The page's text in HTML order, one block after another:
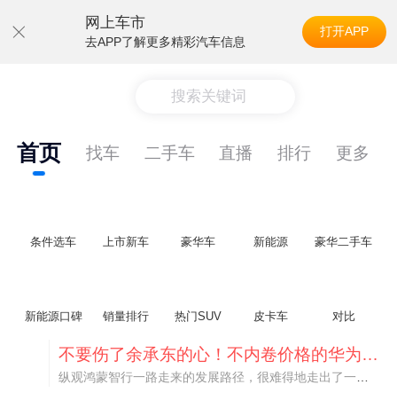
网上车市
去APP了解更多精彩汽车信息
打开APP
搜索关键词
首页 找车 二手车 直播 排行 更多
条件选车 上市新车 豪华车 新能源 豪华二手车
新能源口碑 销量排行 热门SUV 皮卡车 对比
不要伤了余承东的心！不内卷价格的华为，弥足珍贵！